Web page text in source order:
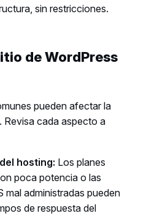
sin restricciones.
de WordPress
pueden afectar la
Revisa cada aspecto a
hosting: Los planes
poca potencia o las
mal administradas pueden
de respuesta del